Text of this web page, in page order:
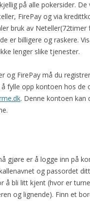
på alle pokersider. De
FirePay og via
bruk av
er billigere og raskere.
lenger slike tjenester.
og FirePay må du
fylle opp kontoen hos de
. Denne kontoen kan
gjøre er å logge inn på
og passordet
å bli litt kjent (hvor er
og lignende). Finn et